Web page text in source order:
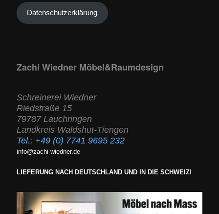
Datenschutzerklärung
Zachi Wiedner Möbel&Raumdesign
Schreinerei Wiedner
Riedstraße 15
79787 Lauchringen
Landkreis Waldshut-Tiengen
Tel.: +49 (0) 7741 9695 232
info@zachi-wiedner.de
LIEFERUNG NACH DEUTSCHLAND UND IN DIE SCHWEIZ!